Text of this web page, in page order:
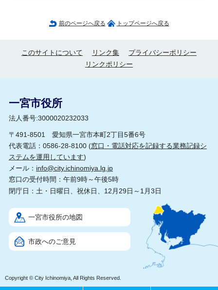
前のページへ戻る トップページへ戻る
このサイトについて リンク集
プライバシーポリシー
リンクポリシー
一宮市役所
法人番号:3000020232033
〒491-8501 愛知県一宮市本町2丁目5番6号
代表電話：0586-28-8100 (窓口・電話対応を記録する業務記録シ
ステムを運用しています)
メール： info@city.ichinomiya.lg.jp
窓口の受付時間：午前9時～午後5時
閉庁日：土・日曜日、祝休日、12月29日～1月3日
一宮市役所の地図
市政へのご意見
Copyright © City Ichinomiya, All Rights Reserved.